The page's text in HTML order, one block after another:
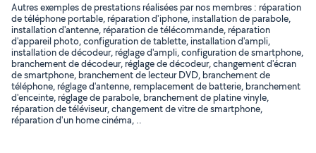
Autres exemples de prestations réalisées par nos membres : réparation
de téléphone portable, réparation d'iphone, installation de parabole,
installation d'antenne, réparation de télécommande, réparation
d'appareil photo, configuration de tablette, installation d'ampli,
installation de décodeur, réglage d'ampli, configuration de smartphone,
branchement de décodeur, réglage de décodeur, changement d'écran
de smartphone, branchement de lecteur DVD, branchement de
téléphone, réglage d'antenne, remplacement de batterie, branchement
d'enceinte, réglage de parabole, branchement de platine vinyle,
réparation de téléviseur, changement de vitre de smartphone,
réparation d'un home cinéma, ..